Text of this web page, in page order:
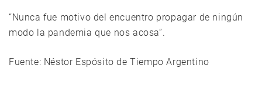
“Nunca fue motivo del encuentro propagar de ningún
modo la pandemia que nos acosa”.
Fuente: Néstor Espósito de Tiempo Argentino